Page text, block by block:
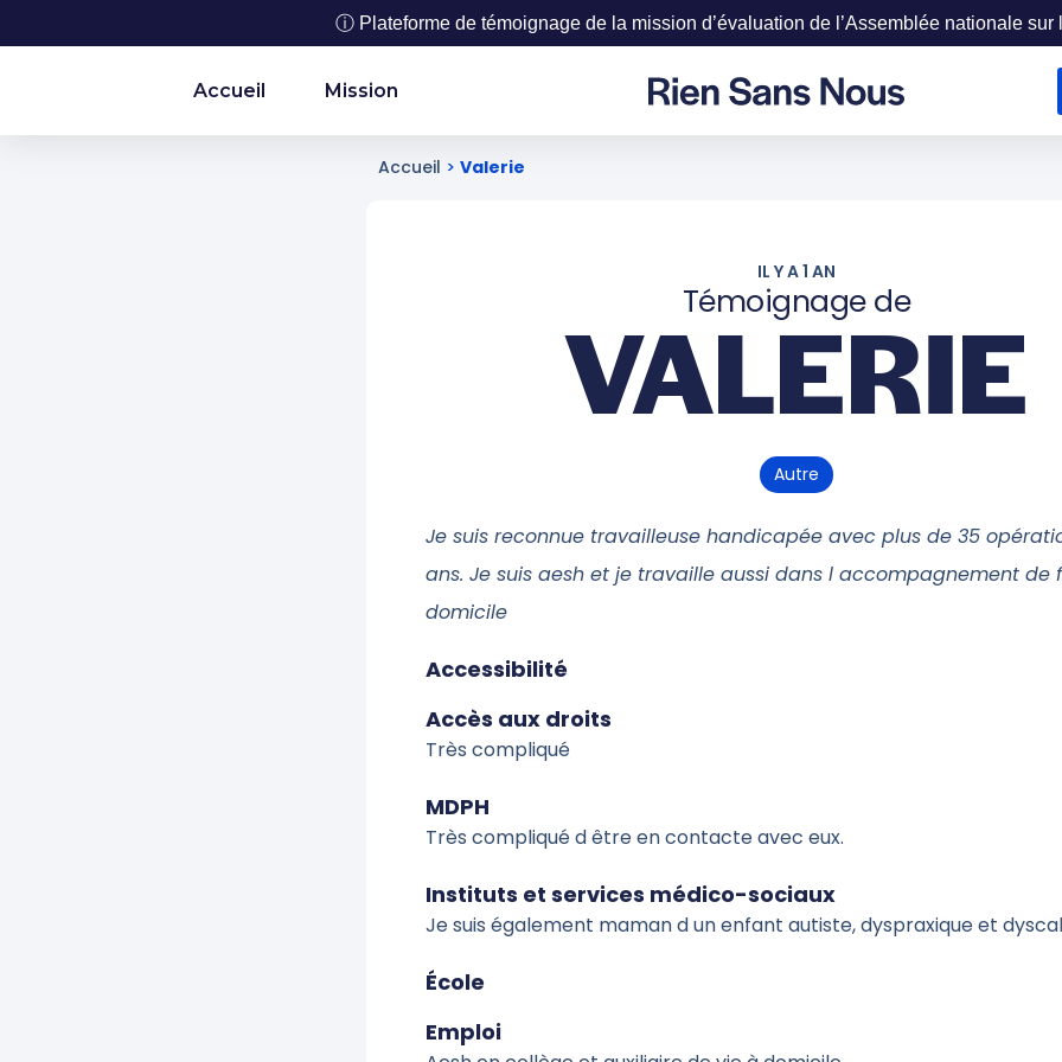
ⓘ Plateforme de témoignage de la mission d’évaluation de l’Assemblée nationale sur
Accueil Mission
Accueil > Valerie
IL Y A 1 AN
Témoignage de
VALERIE
Autre
Je suis reconnue travailleuse handicapée avec plus de 35
ans. Je suis aesh et je travaille aussi dans l accompagnement de
domicile
Accessibilité
Accès aux droits
Très compliqué
MDPH
Très compliqué d être en contacte avec eux.
Instituts et services médico-sociaux
Je suis également maman d un enfant autiste, dyspraxique et
École
Emploi